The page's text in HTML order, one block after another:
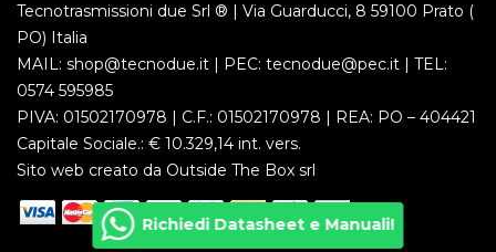
Richiedi Datasheet e Manuali!
Tecnotrasmissioni due Srl ® | Via Guarducci, 8 59100 Prato (
PO) Italia
MAIL: shop@tecnodue.it | PEC: tecnodue@pec.it | TEL:
0574 595985
PIVA: 01502170978 | C.F.: 01502170978 | REA: PO – 404421
Capitale Sociale.: € 10.329,14 int. vers.
Sito web creato da Outside The Box srl